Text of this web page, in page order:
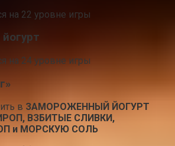
на 22 уровне игры
на 24 уровне игры
в ЗАМОРОЖЕННЫЙ ЙОГУРТ
ВЗБИТЫЕ СЛИВКИ,
и МОРСКУЮ СОЛЬ